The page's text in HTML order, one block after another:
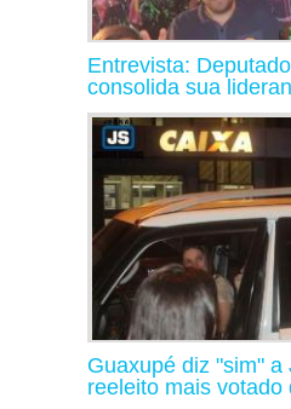
Entrevista:
consolida sua
Guaxupé diz "sim"
reeleito mais votado